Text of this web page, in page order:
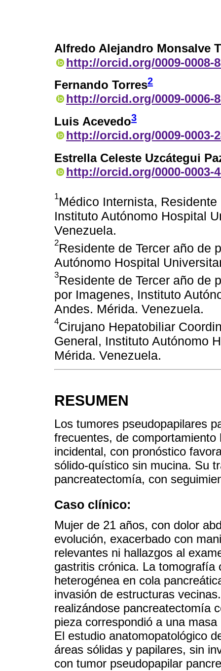
Alfredo Alejandro Monsalve
http://orcid.org/0009-0008-
Fernando Torres2
http://orcid.org/0009-0006-
Luis Acevedo3
http://orcid.org/0009-0003-
Estrella Celeste Uzcátegui
http://orcid.org/0000-0003-
1Médico Internista,
Instituto Autónomo Hospital
Venezuela.
2Residente de Tercer año de
Autónomo Hospital
3Residente de Tercer año de
por Imagenes, Instituto
Andes. Mérida. Venezuela.
4Cirujano Hepatobiliar
General, Instituto Autónomo
Mérida. Venezuela.
RESUMEN
Los tumores pseudopapilares
frecuentes, de
incidental, con pronóstico
sólido-quístico sin mucina. Su
pancreatectomía, con
Caso clínico:
Mujer de 21 años, con dolor
evolución, exacerbado con
relevantes ni hallazgos al
gastritis crónica. La tomografía
heterogénea en cola
invasión de estructuras
realizándose pancreatectomía
pieza correspondió a una
El estudio anatomopatológico
áreas sólidas y papilares, sin
con tumor pseudopapilar